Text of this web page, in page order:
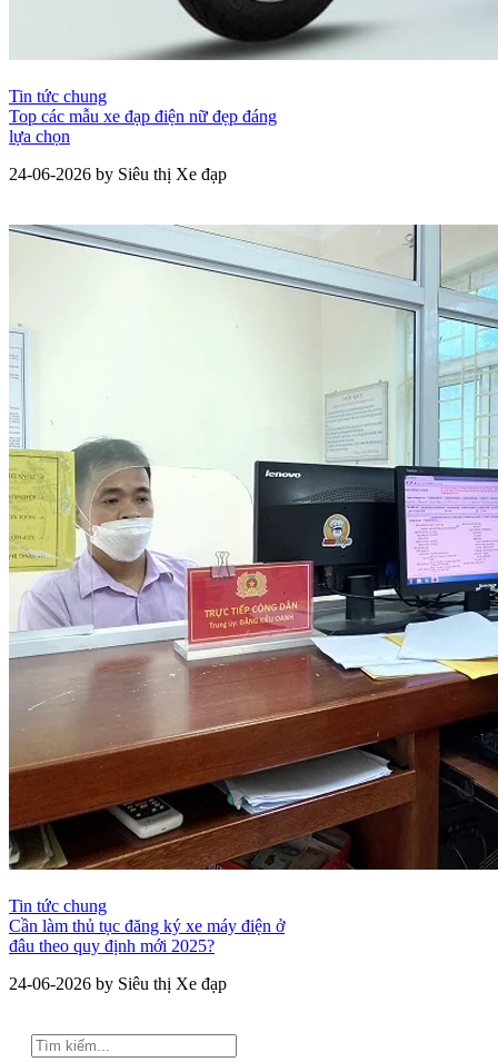
Tin tức chung
Top các mẫu xe đạp điện nữ đẹp đáng
lựa chọn
24-06-2026 by Siêu thị Xe đạp
Tin tức chung
Cần làm thủ tục đăng ký xe máy điện ở
đâu theo quy định mới 2025?
24-06-2026 by Siêu thị Xe đạp